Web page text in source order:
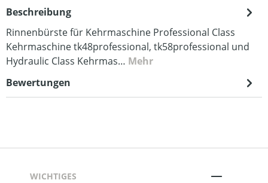
Beschreibung
Rinnenbürste für Kehrmaschine Professional Class
Kehrmaschine tk48professional, tk58professional und
Hydraulic Class Kehrmas… Mehr
Bewertungen
WICHTIGES